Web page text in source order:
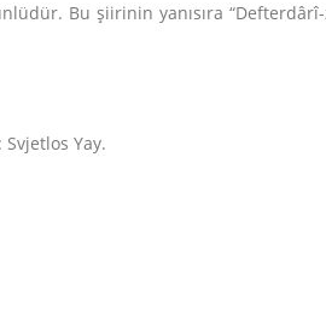
Bu şiirinin yanısıra “Defterdârî-
Svjetlos Yay.